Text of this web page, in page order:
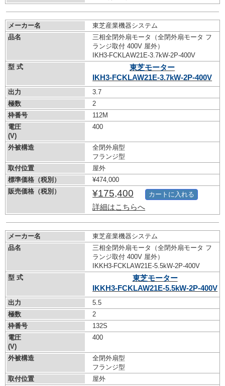
メーカー名
東芝産業機器システム
品名
三相全閉外扇モータ（全閉外扇モータ フ
ランジ取付 400V 屋外）
IKH3-FCKLAW21E-3.7kW-2P-400V
型 式
東芝モーター
IKH3-FCKLAW21E-3.7kW-2P-400V
出力
3.7
極数
2
枠番号
112M
電圧
(V)
400
外被構造
全閉外扇型
フランジ型
取付位置
屋外
標準価格（税別）
¥474,000
販売価格（税別）
¥175,400
詳細はこちらへ
カートに入れる
メーカー名
東芝産業機器システム
品名
三相全閉外扇モータ（全閉外扇モータ フ
ランジ取付 400V 屋外）
IKKH3-FCKLAW21E-5.5kW-2P-400V
型 式
東芝モーター
IKKH3-FCKLAW21E-5.5kW-2P-400V
出力
5.5
極数
2
枠番号
132S
電圧
(V)
400
外被構造
全閉外扇型
フランジ型
取付位置
屋外